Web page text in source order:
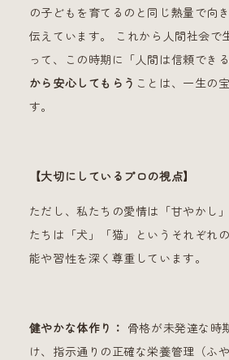
の子どもを育てるのと同じ熱量で向
伝えています。 これから人間社会で
って、この時期に「人間は信頼でき
から安心してもらう ことは、一生の
す。
【大切にしているプロの視点】
ただし、私たちの愛情は「甘やかし
たちは「犬」「猫」というそれぞれ
能や習性を深く尊重しています。
健やかな体作り：
骨格が未発達な時
け、指示通りの正確な栄養管理（ふ